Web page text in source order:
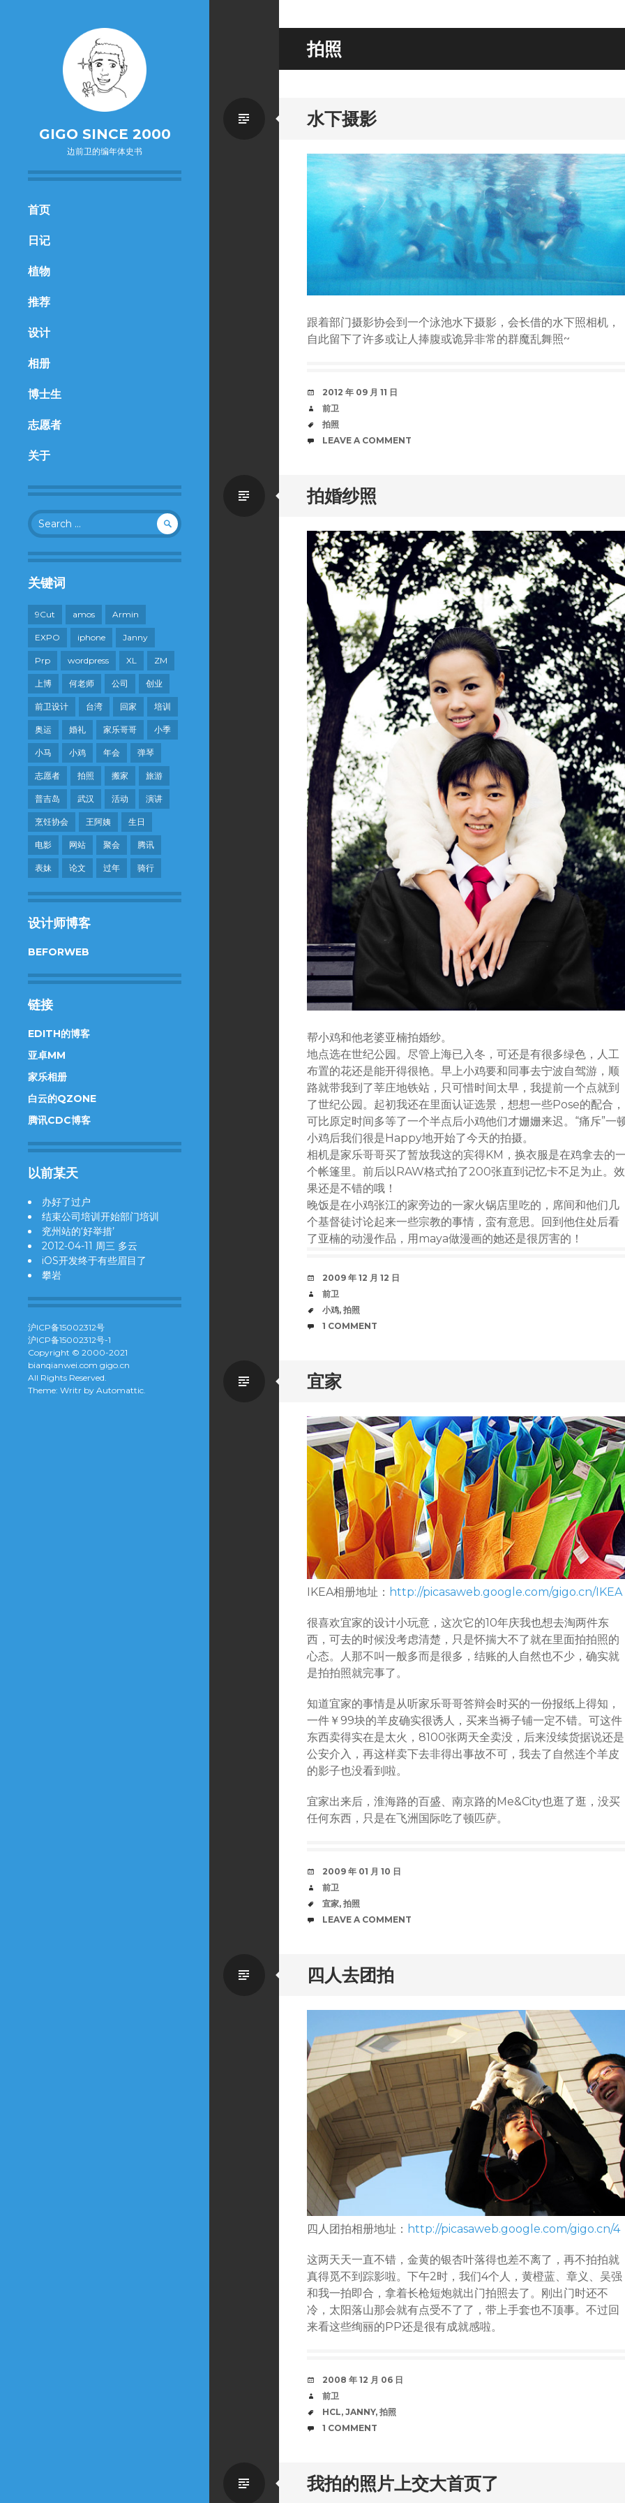
GIGO SINCE 2000
边前卫的编年体史书
SKIP
CONTENT
首页
日记
植物
推荐
设计
相册
博士生
志愿者
关于
拍照
水下摄影
Standard
跟着部门摄影协会到一个泳池水下摄影，会长借的水下照相机，
自此留下了许多或让人捧腹或诡异非常的群魔乱舞照~
DATE
2012 年 09 月 11 日
AUTHOR
前卫
TAGS
拍照
COMMENTS
LEAVE A COMMENT
拍婚纱照
Standard
帮小鸡和他老婆亚楠拍婚纱。
地点选在世纪公园。尽管上海已入冬，可还是有很多绿色，人工
布置的花还是能开得很艳。早上小鸡要和同事去宁波自驾游，顺
路就带我到了莘庄地铁站，只可惜时间太早，我提前一个点就到
了世纪公园。起初我还在里面认证选景，想想一些Pose的配合，
可比原定时间多等了一个半点后小鸡他们才姗姗来迟。“痛斥”一
小鸡后我们很是Happy地开始了今天的拍摄。
相机是家乐哥哥买了暂放我这的宾得KM，换衣服是在鸡拿去的
个帐篷里。前后以RAW格式拍了200张直到记忆卡不足为止。效
果还是不错的哦！
晚饭是在小鸡张江的家旁边的一家火锅店里吃的，席间和他们几
个基督徒讨论起来一些宗教的事情，蛮有意思。回到他住处后看
了亚楠的动漫作品，用maya做漫画的她还是很厉害的！
DATE
2009 年 12 月 12 日
AUTHOR
前卫
TAGS
小鸡, 拍照
COMMENTS
1 COMMENT
宜家
Standard
IKEA相册地址： http://picasaweb.google.com/gigo.cn/IKEA
很喜欢宜家的设计小玩意，这次它的10年庆我也想去淘两件东
西，可去的时候没考虑清楚，只是怀揣大不了就在里面拍拍照的
心态。人那不叫一般多而是很多，结账的人自然也不少，确实就
是拍拍照就完事了。
知道宜家的事情是从听家乐哥哥答辩会时买的一份报纸上得知，
一件￥99块的羊皮确实很诱人，买来当褥子铺一定不错。可这件
东西卖得实在是太火，8100张两天全卖没，后来没续货据说还是
公安介入，再这样卖下去非得出事故不可，我去了自然连个羊皮
的影子也没看到啦。
宜家出来后，淮海路的百盛、南京路的Me&City也逛了逛，没买
任何东西，只是在飞洲国际吃了顿匹萨。
DATE
2009 年 01 月 10 日
AUTHOR
前卫
TAGS
宜家, 拍照
COMMENTS
LEAVE A COMMENT
四人去团拍
Standard
四人团拍相册地址： http://picasaweb.google.com/gigo.cn/4
这两天天一直不错，金黄的银杏叶落得也差不离了，再不拍拍就
真得觅不到踪影啦。下午2时，我们4个人，黄橙蓝、章义、吴强
和我一拍即合，拿着长枪短炮就出门拍照去了。刚出门时还不
冷，太阳落山那会就有点受不了了，带上手套也不顶事。不过回
来看这些绚丽的PP还是很有成就感啦。
DATE
2008 年 12 月 06 日
AUTHOR
前卫
TAGS
HCL, JANNY, 拍照
COMMENTS
1 COMMENT
我拍的照片上交大首页了
Standard
Search
for:
关键词
9Cut amos Armin
EXPO iphone Janny
Prp wordpress XL ZM
上博 何老师 公司 创业
前卫设计 台湾 回家 培训
奥运 婚礼 家乐哥哥 小季
小马 小鸡 年会 弹琴
志愿者 拍照 搬家 旅游
普吉岛 武汉 活动 演讲
烹饪协会 王阿姨 生日
电影 网站 聚会 腾讯
表妹 论文 过年 骑行
设计师博客
BEFORWEB
链接
EDITH的博客
亚卓MM
家乐相册
白云的QZONE
腾讯CDC博客
以前某天
办好了过户
结束公司培训开始部门培训
兖州站的‘好举措’
2012-04-11 周三 多云
iOS开发终于有些眉目了
攀岩
沪ICP备15002312号
沪ICP备15002312号-1
Copyright © 2000-2021
bianqianwei.com gigo.cn
All Rights Reserved.
Theme: Writr by Automattic.